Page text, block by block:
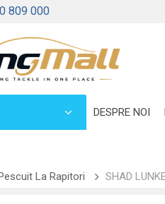
809 000
DESPRE NOI
La Rapitori SHAD